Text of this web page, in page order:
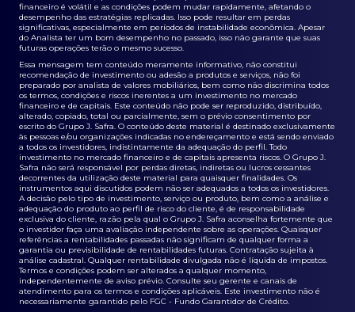
financeiro é volátil e as condições podem mudar rapidamente, afetando o
desempenho das estratégias replicadas. Isso pode resultar em perdas
significativas, especialmente em períodos de instabilidade econômica. Apesar
do Analista ter um bom desempenho no passado, isso não garante que suas
futuras operações terão o mesmo sucesso.
Essa mensagem tem conteúdo meramente informativo, não constitui
recomendação de investimento ou adesão a produtos e serviços, não foi
preparado por analista de valores mobiliários, bem como não discrimina todos
os termos, condições e riscos inerentes a um investimento no mercado
financeiro e de capitais. Este conteúdo não pode ser reproduzido, distribuído,
alterado, copiado, total ou parcialmente, sem o prévio consentimento por
escrito do Grupo J. Safra. O conteúdo deste material é destinado exclusivamente
às pessoas e/ou organizações indicadas no endereçamento e está sendo enviado
a todos os investidores, indistintamente da adequação do perfil. Todo
investimento no mercado financeiro e de capitais apresenta riscos. O Grupo J.
Safra não será responsável por perdas diretas, indiretas ou lucros cessantes
decorrentes da utilização deste material para quaisquer finalidades. Os
instrumentos aqui discutidos podem não ser adequados a todos os investidores.
A decisão pelo tipo de investimento, serviço ou produto, bem como a análise e
adequação do produto ao perfil de risco do cliente, é de responsabilidade
exclusiva do cliente, razão pela qual o Grupo J. Safra aconselha fortemente que
o investidor faça uma avaliação independente sobre as operações. Quaisquer
referências a rentabilidades passadas não significam de qualquer forma a
garantia ou previsibilidade de rentabilidades futuras. Contratação sujeita à
análise cadastral. Qualquer rentabilidade divulgada não é líquida de impostos.
Termos e condições podem ser alterados a qualquer momento,
independentemente de aviso prévio. Consulte seu gerente e canais de
atendimento para os termos e condições aplicáveis. Este investimento não é
necessariamente garantido pelo FGC - Fundo Garantidor de Crédito.